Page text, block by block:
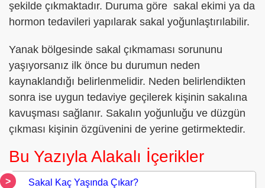
şekilde çıkmaktadır. Duruma göre sakal ekimi ya da
hormon tedavileri yapılarak sakal yoğunlaştırılabilir.
Yanak bölgesinde sakal çıkmaması sorununu
yaşıyorsanız ilk önce bu durumun neden
kaynaklandığı belirlenmelidir. Neden belirlendikten
sonra ise uygun tedaviye geçilerek kişinin sakalına
kavuşması sağlanır. Sakalın yoğunluğu ve düzgün
çıkması kişinin özgüvenini de yerine getirmektedir.
Bu Yazıyla Alakalı İçerikler
Sakal Kaç Yaşında Çıkar?